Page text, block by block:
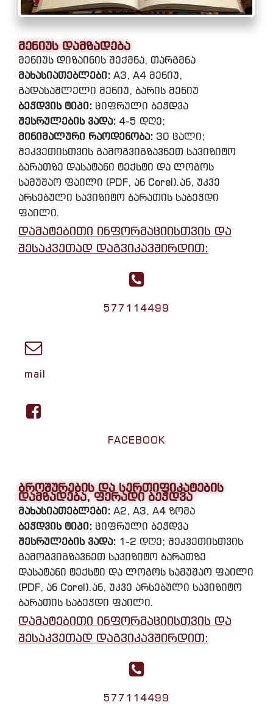
მენიუს დამზადება
მენიუს დიზაინის შექმნა, თარგმნა
მახასიათებლები: A3, A4 მენიუ,
გადასაშლელი მენიუ, ბარის მენიუ
ბეჭდვის ტიპი: ციფრული ბეჭდვა
შესრულების ვადა: 4-5 დღე;
მინიმალური რაოდენობა: 30 ცალი;
შეკვეთისთვის გამოგვიგზავნეთ სავიზიტო
ბარათზე დასატანი ტექსტი და ლოგოს
სამუშაო ფაილი (PDF, ან Corel).ან, უკვე
არსებული სავიზიტო ბარათის საბეჭდი
ფაილი.
დამატებითი ინფორმაციისთვის და
შესაკვეთად დაგვიკავშირდით:
577114499
mail
FACEBOOK
ბროშურების და სერთიფიკატების
დამზადება, ფერადი ბეჭდვა
მახასიათებლები: A2, A3, A4 ზომა
ბეჭდვის ტიპი: ციფრული ბეჭდვა
შესრულების ვადა: 1-2 დღე; შეკვეთისთვის
გამოგვიგზავნეთ სავიზიტო ბარათზე
დასატანი ტექსტი და ლოგოს სამუშაო ფაილი
(PDF, ან Corel).ან, უკვე არსებული სავიზიტო
ბარათის საბეჭდი ფაილი.
დამატებითი ინფორმაციისთვის და
შესაკვეთად დაგვიკავშირდით:
577114499